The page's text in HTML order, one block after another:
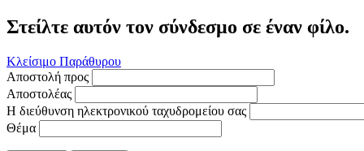
Στείλτε αυτόν τον σύνδεσμο σε έναν φίλο.
Κλείσιμο Παράθυρου
Αποστολή προς
Αποστολέας
Η διεύθυνση ηλεκτρονικού ταχυδρομείου σας
Θέμα